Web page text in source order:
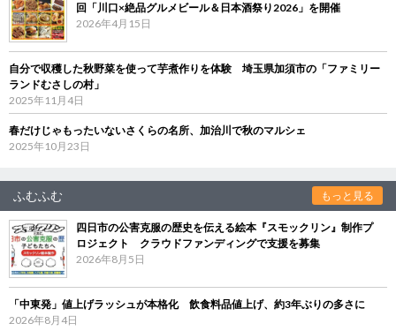
回「川口×絶品グルメビール＆日本酒祭り2026」を開催
2026年4月15日
自分で収穫した秋野菜を使って芋煮作りを体験 埼玉県加須市の「ファミリー
ランドむさしの村」
2025年11月4日
春だけじゃもったいないさくらの名所、加治川で秋のマルシェ
2025年10月23日
ふむふむ もっと見る
四日市の公害克服の歴史を伝える絵本『スモックリン』制作プ
ロジェクト クラウドファンディングで支援を募集
2026年8月5日
「中東発」値上げラッシュが本格化 飲食料品値上げ、約3年ぶりの多さに
2026年8月4日